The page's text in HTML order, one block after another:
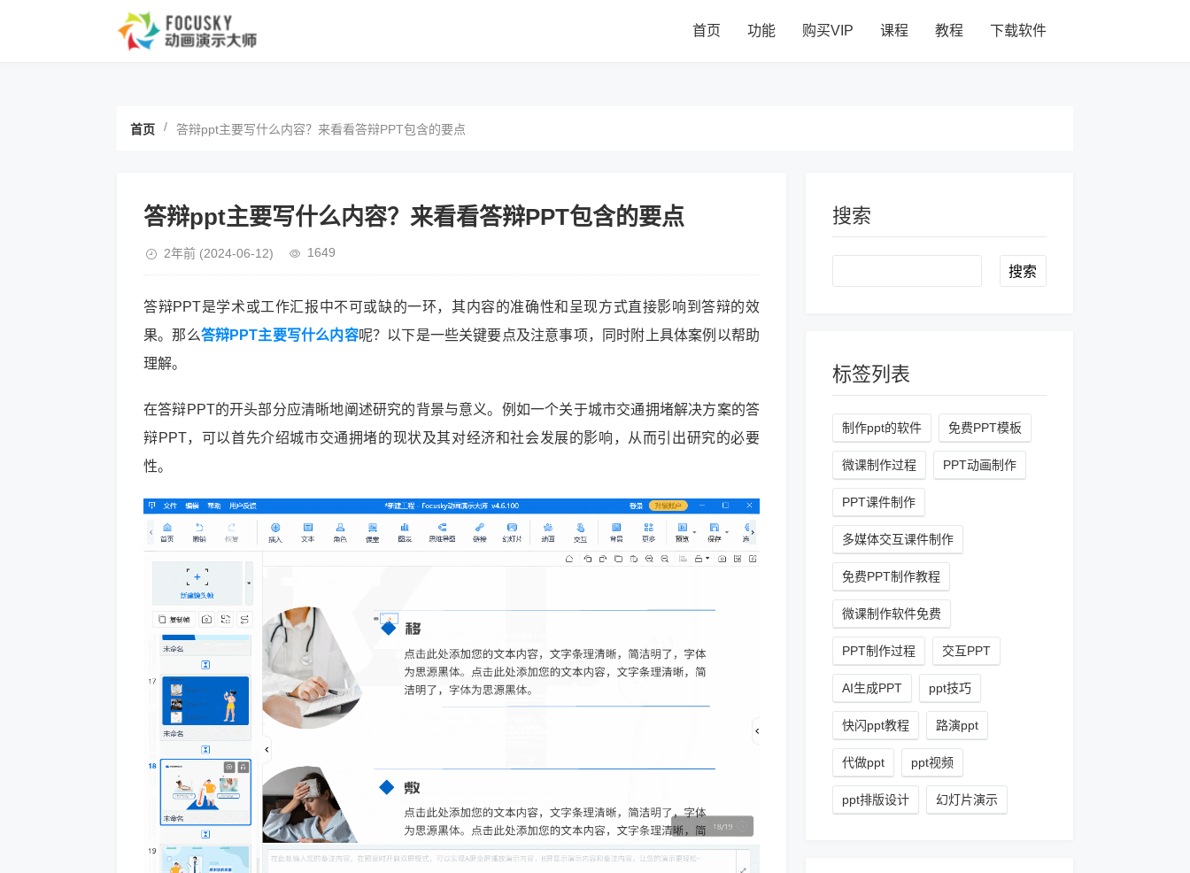
首页 功能 购买VIP 课程 教程 下载软件
首页 / 答辩ppt主要写什么内容？来看看答辩PPT包含的要点
答辩ppt主要写什么内容？来看看答辩PPT包含的要点
2年前 (2024-06-12) 1649
答辩PPT是学术或工作汇报中不可或缺的一环，其内容的准确性和呈现方式直接影响到答辩的效
果。那么答辩PPT主要写什么内容呢？以下是一些关键要点及注意事项，同时附上具体案例以帮助
理解。
在答辩PPT的开头部分应清晰地阐述研究的背景与意义。例如一个关于城市交通拥堵解决方案的答
辩PPT，可以首先介绍城市交通拥堵的现状及其对经济和社会发展的影响，从而引出研究的必要
性。
搜索
Search
标签列表
制作ppt的软件 免费PPT模板
微课制作过程 PPT动画制作
PPT课件制作
多媒体交互课件制作
免费PPT制作教程
微课制作软件免费
PPT制作过程 交互PPT
AI生成PPT ppt技巧
快闪ppt教程 路演ppt
代做ppt ppt视频
ppt排版设计 幻灯片演示